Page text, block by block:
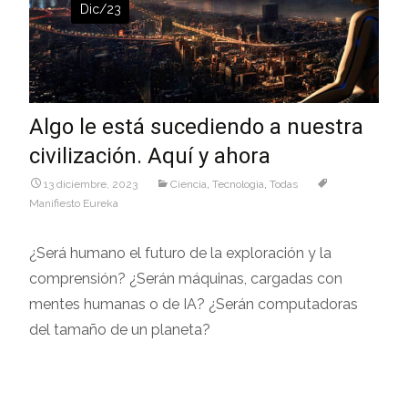
Dic/23
Algo le está sucediendo a nuestra
civilización. Aquí y ahora
13 diciembre, 2023 Ciencia, Tecnologìa, Todas
Manifiesto Eureka
¿Será humano el futuro de la exploración y la
comprensión? ¿Serán máquinas, cargadas con
mentes humanas o de IA? ¿Serán computadoras
del tamaño de un planeta?